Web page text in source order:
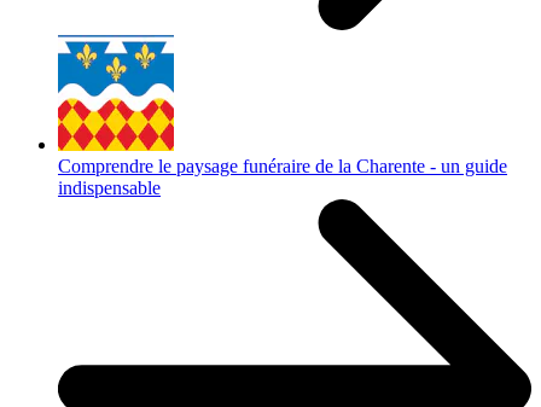
Comprendre le paysage funéraire de la Charente - un guide
indispensable